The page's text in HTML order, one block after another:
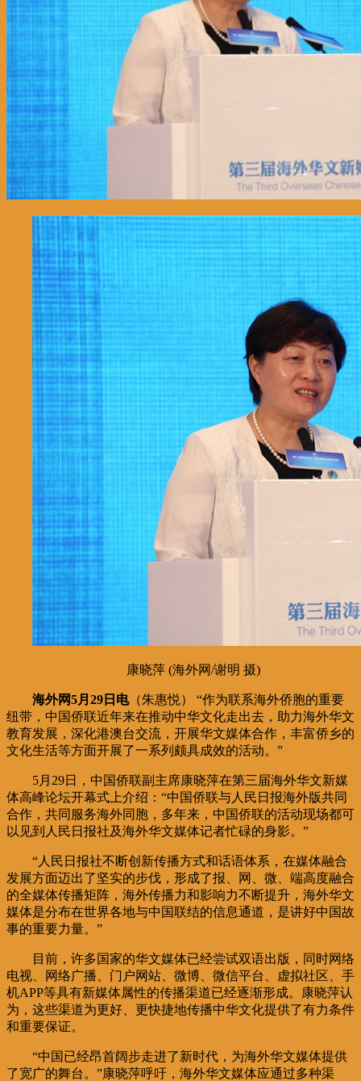
康晓萍 (海外网/谢明 摄)
海外网5月29日电（朱惠悦） “作为联系海外侨胞的重要
纽带，中国侨联近年来在推动中华文化走出去，助力海外华文
教育发展，深化港澳台交流，开展华文媒体合作，丰富侨乡的
文化生活等方面开展了一系列颇具成效的活动。”
5月29日，中国侨联副主席康晓萍在第三届海外华文新媒
体高峰论坛开幕式上介绍：“中国侨联与人民日报海外版共同
合作，共同服务海外同胞，多年来，中国侨联的活动现场都可
以见到人民日报社及海外华文媒体记者忙碌的身影。”
“人民日报社不断创新传播方式和话语体系，在媒体融合
发展方面迈出了坚实的步伐，形成了报、网、微、端高度融合
的全媒体传播矩阵，海外传播力和影响力不断提升，海外华文
媒体是分布在世界各地与中国联结的信息通道，是讲好中国故
事的重要力量。”
目前，许多国家的华文媒体已经尝试双语出版，同时网络
电视、网络广播、门户网站、微博、微信平台、虚拟社区、手
机APP等具有新媒体属性的传播渠道已经逐渐形成。康晓萍认
为，这些渠道为更好、更快捷地传播中华文化提供了有力条件
和重要保证。
“中国已经昂首阔步走进了新时代，为海外华文媒体提供
了宽广的舞台。”康晓萍呼吁，海外华文媒体应通过多种渠